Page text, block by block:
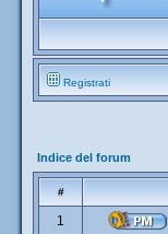
Registrati
Indice del forum
#
1